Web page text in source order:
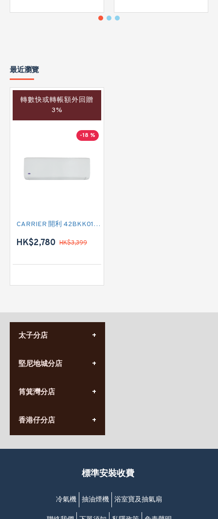
最近瀏覽
轉數快或轉帳額外回贈
3%
-18 %
CARRIER 開利 42BKK012 匹半 定頻掛牆分體式冷氣機 (附遙控)
HK$2,780 HK$3,399
太子分店
營業時間:
九龍太子太子道西141號
堅尼地城分店
營業時間:
香港堅尼地城卑路乍街
(堅尼地城地鐵站B出口)
筲箕灣分店
營業時間:
(10:00am-20:30pm)
香港仔分店
營業時間:
香港香港仔成都道20-28號
(黃竹坑地鐵站轉4M專線小巴)
標準安裝收費
冷氣機 抽油煙機 浴室寶及抽氣扇